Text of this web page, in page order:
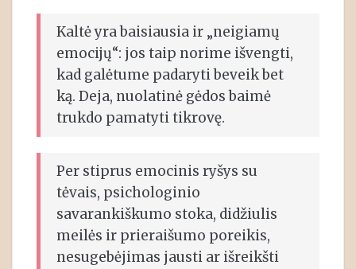
Kaltė yra baisiausia ir „neigiamų
emocijų“: jos taip norime išvengti,
kad galėtume padaryti beveik bet
ką. Deja, nuolatinė gėdos baimė
trukdo pamatyti tikrovę.
Per stiprus emocinis ryšys su
tėvais, psichologinio
savarankiškumo stoka, didžiulis
meilės ir prieraišumo poreikis,
nesugebėjimas jausti ar išreikšti